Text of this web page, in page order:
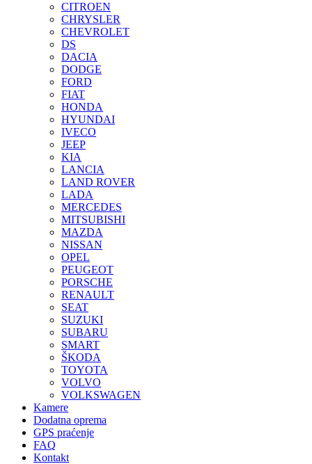
CITROEN
CHRYSLER
CHEVROLET
DS
DACIA
DODGE
FORD
FIAT
HONDA
HYUNDAI
IVECO
JEEP
KIA
LANCIA
LAND ROVER
LADA
MERCEDES
MITSUBISHI
MAZDA
NISSAN
OPEL
PEUGEOT
PORSCHE
RENAULT
SEAT
SUZUKI
SUBARU
SMART
ŠKODA
TOYOTA
VOLVO
VOLKSWAGEN
Kamere
Dodatna oprema
GPS praćenje
FAQ
Kontakt